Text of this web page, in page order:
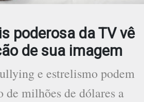
poderosa da TV vê
de sua imagem
e estrelismo podem
de milhões de dólares a